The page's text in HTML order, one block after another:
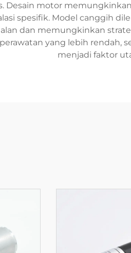
Desain motor
spesifik. Model canggih
dan memungkinkan
yang lebih rendah,
menjadi faktor